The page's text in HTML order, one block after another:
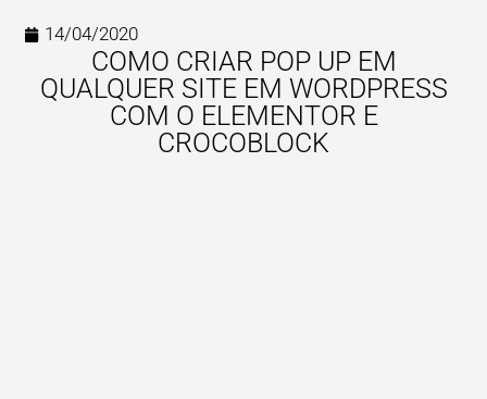
14/04/2020
COMO CRIAR POP UP EM
QUALQUER SITE EM WORDPRESS
COM O ELEMENTOR E
CROCOBLOCK